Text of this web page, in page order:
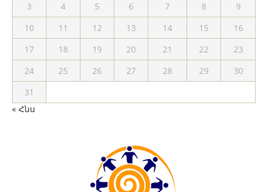
3
4 5 6 7 8
9
10
11 12 13 14 15
16
17
18 19 20 21 22
23
24
25 26 27 28 29
30
31
« Հնս